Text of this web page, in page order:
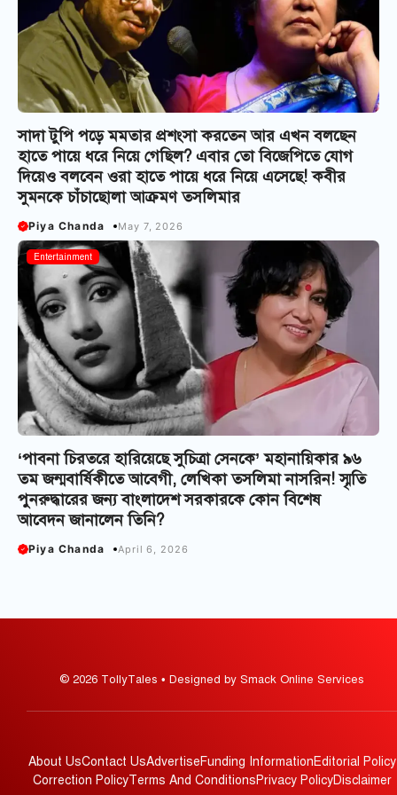
সাদা টুপি পড়ে মমতার প্রশংসা করতেন আর এখন বলছেন
হাতে পায়ে ধরে নিয়ে গেছিল? এবার তো বিজেপিতে যোগ
দিয়েও বলবেন ওরা হাতে পায়ে ধরে নিয়ে এসেছে! কবীর
সুমনকে চাঁচাছোলা আক্রমণ তসলিমার
Piya Chanda May 7, 2026
Entertainment
‘পাবনা চিরতরে হারিয়েছে সুচিত্রা সেনকে’ মহানায়িকার ৯৬
তম জন্মবার্ষিকীতে আবেগী, লেখিকা তসলিমা নাসরিন! স্মৃতি
পুনরুদ্ধারের জন্য বাংলাদেশ সরকারকে কোন বিশেষ
আবেদন জানালেন তিনি?
Piya Chanda April 6, 2026
© 2026 TollyTales • Designed by Smack Online Services
About UsContact UsAdvertiseFunding InformationEditorial Policy
Correction PolicyTerms And ConditionsPrivacy PolicyDisclaimer